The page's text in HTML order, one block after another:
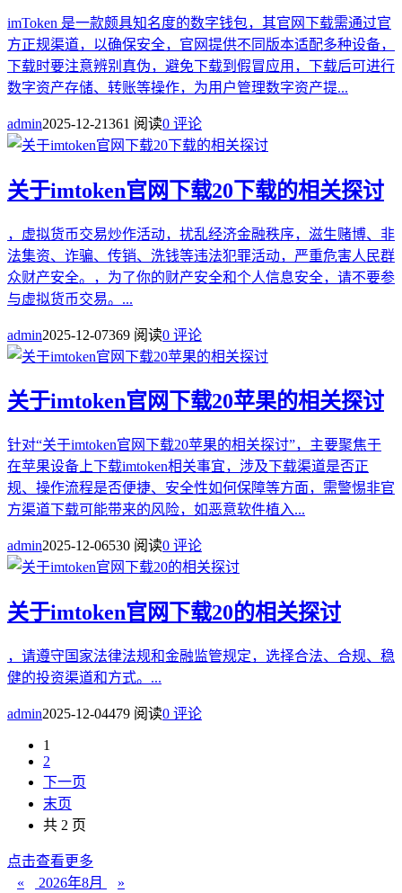
imToken 是一款颇具知名度的数字钱包，其官网下载需通过官
方正规渠道，以确保安全，官网提供不同版本适配多种设备，
下载时要注意辨别真伪，避免下载到假冒应用，下载后可进行
数字资产存储、转账等操作，为用户管理数字资产提...
admin2025-12-21361 阅读0 评论
关于imtoken官网下载20下载的相关探讨
，虚拟货币交易炒作活动，扰乱经济金融秩序，滋生赌博、非
法集资、诈骗、传销、洗钱等违法犯罪活动，严重危害人民群
众财产安全。，为了你的财产安全和个人信息安全，请不要参
与虚拟货币交易。...
admin2025-12-07369 阅读0 评论
关于imtoken官网下载20苹果的相关探讨
针对“关于imtoken官网下载20苹果的相关探讨”，主要聚焦于
在苹果设备上下载imtoken相关事宜，涉及下载渠道是否正
规、操作流程是否便捷、安全性如何保障等方面，需警惕非官
方渠道下载可能带来的风险，如恶意软件植入...
admin2025-12-06530 阅读0 评论
关于imtoken官网下载20的相关探讨
，请遵守国家法律法规和金融监管规定，选择合法、合规、稳
健的投资渠道和方式。...
admin2025-12-04479 阅读0 评论
1
2
下一页
末页
共 2 页
点击查看更多
«
2026年8月 »